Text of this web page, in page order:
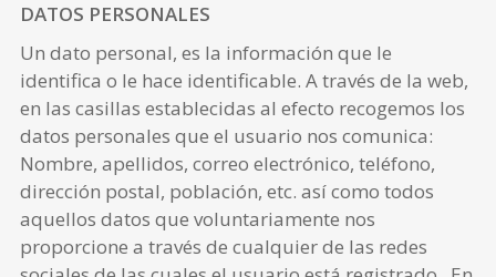
DATOS PERSONALES
Un dato personal, es la información que le
identifica o le hace identificable. A través de la web,
en las casillas establecidas al efecto recogemos los
datos personales que el usuario nos comunica:
Nombre, apellidos, correo electrónico, teléfono,
dirección postal, población, etc. así como todos
aquellos datos que voluntariamente nos
proporcione a través de cualquier de las redes